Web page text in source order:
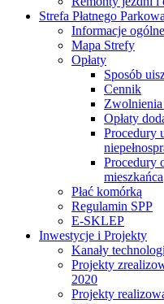
Strefa Płatnego
Informacje ogólne
Mapa Strefy
Opłaty
Sposób
Cennik
Zwolnienia
Opłaty
Procedury
Procedury
mieszkańca
Płać komórką
Regulamin SPP
E-SKLEP
Inwestycje i Projekty
Kanały
Projekty
2020
Projekty